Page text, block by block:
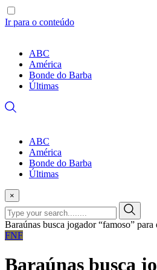
Ir para o conteúdo
ABC
América
Bonde do Barba
Últimas
ABC
América
Bonde do Barba
Últimas
×
Baraúnas busca jogador “famoso” para
FNF
Baraúnas busca